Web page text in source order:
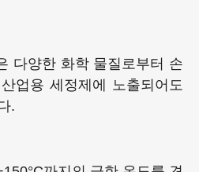
다양한 화학 물질로부터 손
업용 세정제에 노출되어도
.